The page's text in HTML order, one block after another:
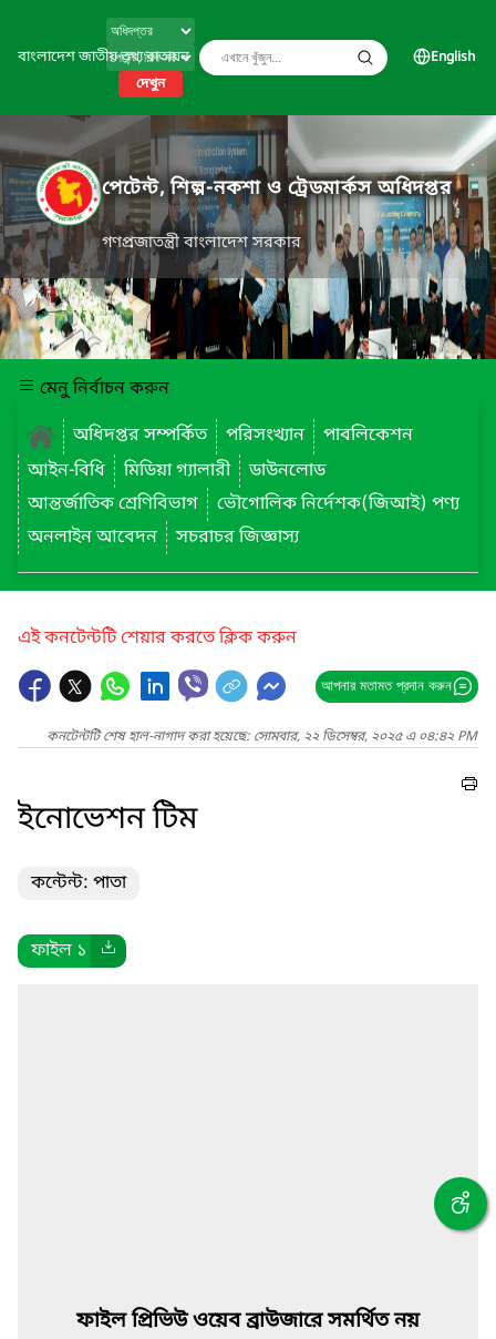
বাংলাদেশ জাতীয় তথ্য বাতায়ন
দেখুন
English
পেটেন্ট, শিল্প-নকশা ও ট্রেডমার্কস অধিদপ্তর
গণপ্রজাতন্ত্রী বাংলাদেশ সরকার
মেনু নির্বাচন করুন
অধিদপ্তর সম্পর্কিত
পরিসংখ্যান
পাবলিকেশন
আইন-বিধি
মিডিয়া গ্যালারী
ডাউনলোড
আন্তর্জাতিক শ্রেণিবিভাগ
ভৌগোলিক নির্দেশক(জিআই) পণ্য
অনলাইন আবেদন
সচরাচর জিজ্ঞাস্য
এই কনটেন্টটি শেয়ার করতে ক্লিক করুন
আপনার মতামত প্রদান করুন
কনটেন্টটি শেষ হাল-নাগাদ করা হয়েছে: সোমবার, ২২ ডিসেম্বর, ২০২৫ এ ০৪:৪২ PM
ইনোভেশন টিম
কন্টেন্ট: পাতা
ফাইল ১
ফাইল প্রিভিউ ওয়েব ব্রাউজারে সমর্থিত নয়